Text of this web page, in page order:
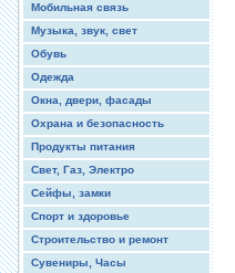
Мобильная связь
Музыка, звук, свет
Обувь
Одежда
Окна, двери, фасады
Охрана и безопасность
Продукты питания
Свет, Газ, Электро
Сейфы, замки
Спорт и здоровье
Строительство и ремонт
Сувениры, Часы